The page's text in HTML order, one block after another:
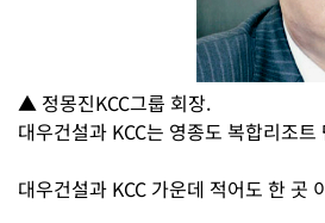
▲ 정몽진KCC그룹 회장.
대우건설과 KCC는 영종도 복합리조
대우건설과 KCC 가운데 적어도 한 곳